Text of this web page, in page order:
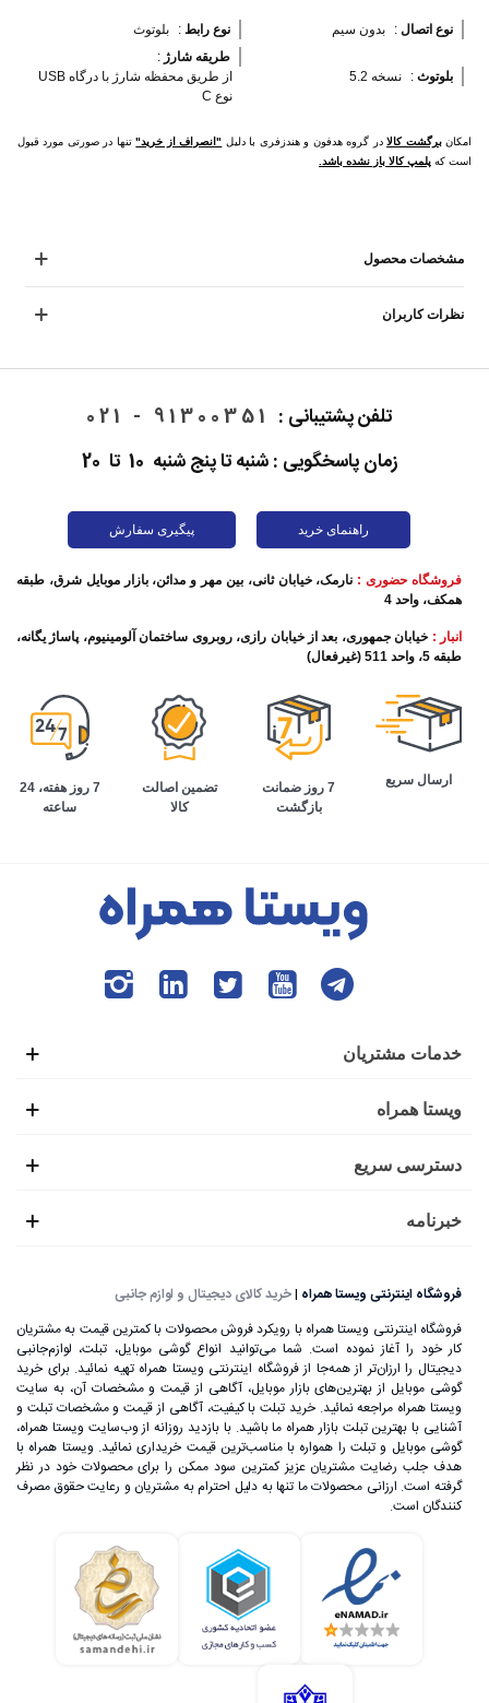
نوع اتصال : بدون سیم نوع رابط : بلوتوث
بلوتوث : نسخه 5.2
طریقه شارژ :
از طریق محفظه شارژ با درگاه USB
نوع C
امکانبرگشت کالادر گروه هدفون و هندزفری با دلیل "انصراف از خرید"تنها در صورتی مورد قبول
است که پلمپ کالا باز نشده باشد.
مشخصات محصول
نظرات کاربران
تلفن پشتیبانی : 91300351 - 021
زمان پاسخگویی : شنبه تا پنج شنبه 10 تا 20
راهنمای خرید پیگیری سفارش
فروشگاه حضوری : نارمک، خیابان ثانی، بین مهر و مدائن، بازار موبایل شرق، طبقه
همکف، واحد 4
انبار : خیابان جمهوری، بعد از خیابان رازی، روبروی ساختمان آلومینیوم، پاساژ یگانه،
طبقه 5، واحد 511 (غیرفعال)
ارسال سریع
7 روز ضمانت
بازگشت
تضمین اصالت
کالا
7 روز هفته، 24
ساعته
خدمات مشتریان
ویستا همراه
دسترسی سریع
خبرنامه
فروشگاه اینترنتی ویستا همراه |خرید کالای دیجیتال و لوازم جانبی
فروشگاه اینترنتی ویستا همراه با رویکرد فروش محصولات با کمترین قیمت به مشتریان
کار خود را آغاز نموده است. شما می‌توانید انواع گوشی موبایل، تبلت، لوازم‌جانبی
دیجیتال را ارزان‌تر از همه‌جا از فروشگاه اینترنتی ویستا همراه تهیه نمائید. برای خرید
گوشی موبایل از بهترین‌های بازار موبایل، آگاهی از قیمت و مشخصات آن، به ‌سایت
ویستا همراه مراجعه نمائید. خرید تبلت با کیفیت، آگاهی از قیمت و مشخصات تبلت و
آشنایی با بهترین تبلت بازار همراه ما باشید. با بازدید روزانه از وب‌سایت ویستا همراه،
گوشی موبایل و تبلت را همواره با مناسب‌ترین قیمت خریداری نمائید. ویستا همراه با
هدف جلب رضایت مشتریان عزیز کمترین سود ممکن را برای محصولات خود در نظر
گرفته است. ارزانی محصولات ما تنها به دلیل احترام به مشتریان و رعایت حقوق مصرف
کنندگان است.